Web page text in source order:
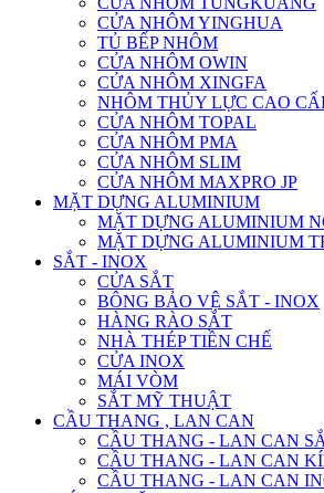
CỬA NHÔM YINGHUA
TỦ BẾP NHÔM
CỬA NHÔM OWIN
CỬA NHÔM XINGFA
NHÔM THỦY LỰC CAO
CỬA NHÔM TOPAL
CỬA NHÔM PMA
CỬA NHÔM SLIM
CỬA NHÔM MAXPRO JP
MẶT DỰNG ALUMINIUM
MẶT DỰNG ALUMINIUM
MẶT DỰNG ALUMINIUM
SẮT - INOX
CỬA SẮT
BÔNG BẢO VỆ SẮT - INOX
HÀNG RÀO SẮT
NHÀ THÉP TIỀN CHẾ
CỬA INOX
MÁI VÒM
SẮT MỸ THUẬT
CẦU THANG , LAN CAN
CẦU THANG - LAN CAN
CẦU THANG - LAN CAN
CẦU THANG - LAN CAN